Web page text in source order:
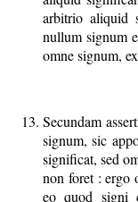
arbitrio aliquid
nullum signum
omne signum,
Secundam
signum, sic
significat, sed
non foret : ergo
eo quod signi